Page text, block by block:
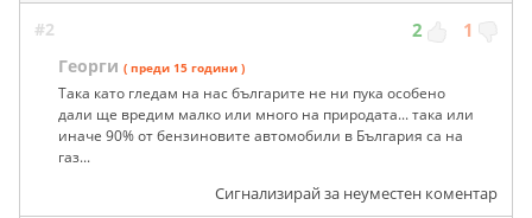
#2 2 1
Георги ( преди 15 години )
Така като гледам на нас българите не ни пука особено
дали ще вредим малко или много на природата... така или
иначе 90% от бензиновите автомобили в България са на
газ...
Сигнализирай за неуместен коментар